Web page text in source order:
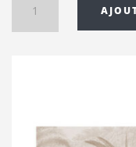
Tapis